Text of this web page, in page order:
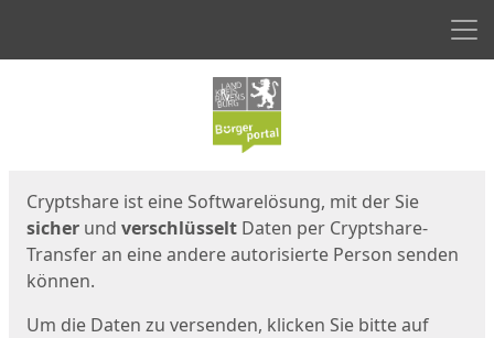
Cryptshare ist eine Softwarelösung, mit der Sie
sicher und verschlüsselt Daten per Cryptshare-
Transfer an eine andere autorisierte Person senden
können.
Um die Daten zu versenden, klicken Sie bitte auf